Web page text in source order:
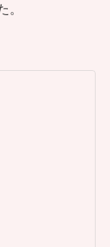
。